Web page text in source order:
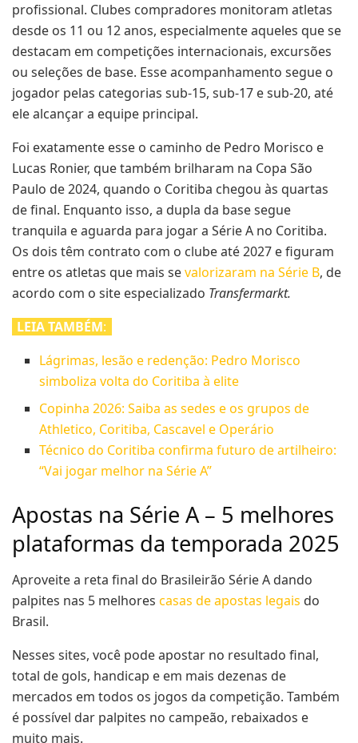
profissional. Clubes compradores monitoram atletas
desde os 11 ou 12 anos, especialmente aqueles que se
destacam em competições internacionais, excursões
ou seleções de base. Esse acompanhamento segue o
jogador pelas categorias sub-15, sub-17 e sub-20, até
ele alcançar a equipe principal.
Foi exatamente esse o caminho de Pedro Morisco e
Lucas Ronier, que também brilharam na Copa São
Paulo de 2024, quando o Coritiba chegou às quartas
de final. Enquanto isso, a dupla da base segue
tranquila e aguarda para jogar a Série A no Coritiba.
Os dois têm contrato com o clube até 2027 e figuram
entre os atletas que mais sevalorizaram na Série B, de
acordo com o site especializado Transfermarkt.
LEIA TAMBÉM:
Lágrimas, lesão e redenção: Pedro Morisco
simboliza volta do Coritiba à elite
Copinha 2026: Saiba as sedes e os grupos de
Athletico, Coritiba, Cascavel e Operário
Técnico do Coritiba confirma futuro de artilheiro:
“Vai jogar melhor na Série A”
Apostas na Série A – 5 melhores
plataformas da temporada 2025
Aproveite a reta final do Brasileirão Série A dando
palpites nas 5 melhores casas de apostas legais do
Brasil.
Nesses sites, você pode apostar no resultado final,
total de gols, handicap e em mais dezenas de
mercados em todos os jogos da competição. Também
é possível dar palpites no campeão, rebaixados e
muito mais.